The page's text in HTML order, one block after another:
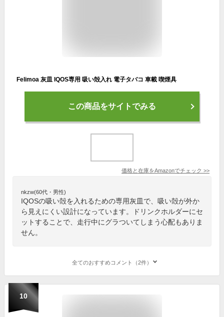
Felimoa 灰皿 IQOS専用 吸い殻入れ 電子タバコ 車載 喫煙具
この商品をサイトでみる
価格と在庫をAmazonでチェック >>
nkzw(60代・男性)
IQOSの吸い殻を入れるための専用灰皿で、吸い殻が外か
ら見えにくい設計になっています。ドリンクホルダーにセ
ットすることで、走行中にグラついてしまう心配もありま
せん。
全てのおすすめコメント（2件）
10